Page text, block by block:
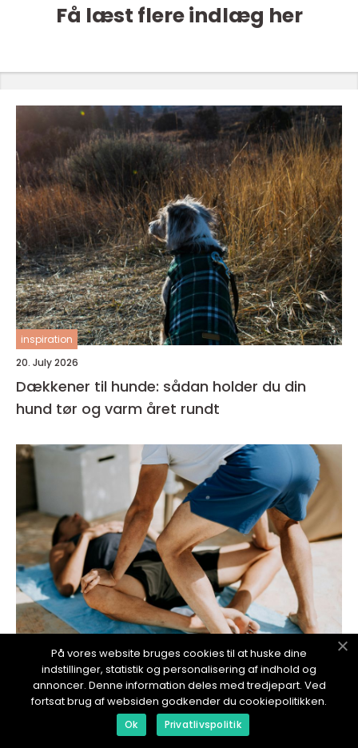
Få læst flere indlæg her
inspiration
20. July 2026
Dækkener til hunde: sådan holder du din
hund tør og varm året rundt
03. July 2026
Kiropraktor københavn sådan vælger du den
På vores website bruges cookies til at huske dine
indstillinger, statistik og personalisering af indhold og
annoncer. Denne information deles med tredjepart. Ved
fortsat brug af websiden godkender du cookiepolitikken.
Ok Privatlivspolitik